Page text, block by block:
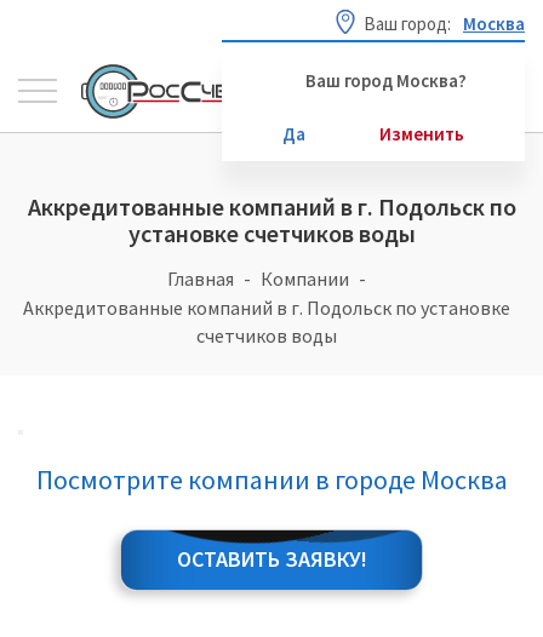
Ваш город: Москва
Ваш город Москва?
Да Изменить
Аккредитованные компаний в г. Подольск по
установке счетчиков воды
Главная
Компании
Аккредитованные компаний в г. Подольск по установке
счетчиков воды
Посмотрите компании в городе Москва
ОСТАВИТЬ ЗАЯВКУ!